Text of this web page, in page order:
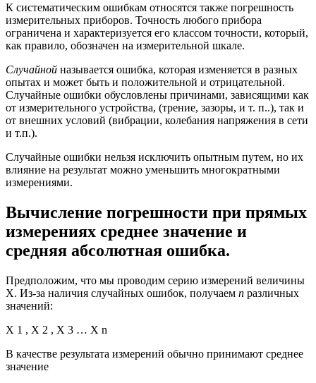
К систематическим ошибкам относятся также погрешность
измерительных приборов. Точность любого прибора
ограничена и характеризуется его классом точности, который,
как правило, обозначен на измерительной шкале.
Случайной называется ошибка, которая изменяется в разных
опытах и может быть и положительной и отрицательной.
Случайные ошибки обусловлены причинами, зависящими как
от измерительного устройства, (трение, зазоры, и т. п..), так и
от внешних условий (вибрации, колебания напряжения в сети
и т.п.).
Случайные ошибки нельзя исключить опытным путем, но их
влияние на результат можно уменьшить многократными
измерениями.
Вычисление погрешности при прямых
измерениях среднее значение и
средняя абсолютная ошибка.
Предположим, что мы проводим серию измерений величины
Х. Из-за наличия случайных ошибок, получаем n различных
значений:
Х 1 , Х 2 , Х 3 … Х n
В качестве результата измерений обычно принимают среднее
значение